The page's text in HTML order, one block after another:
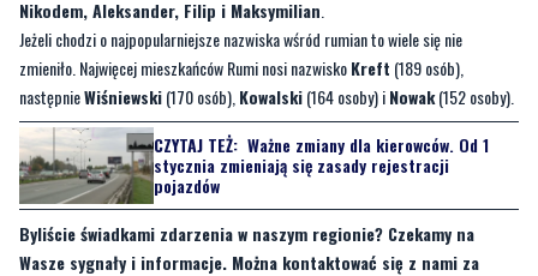
Nikodem, Aleksander, Filip i Maksymilian
Jeżeli chodzi o najpopularniejsze nazwiska wśród rumian to wiele się nie
zmieniło. Najwięcej mieszkańców Rumi nosi nazwiskoKreft (189 osób),
następnieWiśniewski(170 osób), Kowalski(164 osoby) iNowak(152 osoby).
CZYTAJ TEŻ: Ważne zmiany dla kierowców. Od 1
stycznia zmieniają się zasady rejestracji
pojazdów
Byliście świadkami zdarzenia w naszym regionie? Czekamy na
Wasze sygnały i informacje. Można kontaktować się z nami za